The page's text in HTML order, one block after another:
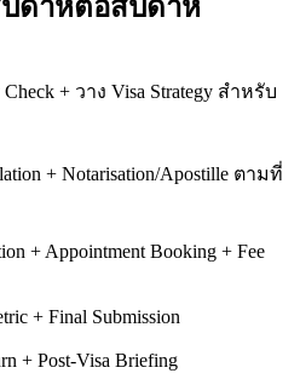
ปดาห์ต่อสัปดาห์
+ วาง Visa Strategy สำหรับ
+ Notarisation/Apostille ตามที่
+ Appointment Booking + Fee
+ Final Submission
+ Post-Visa Briefing